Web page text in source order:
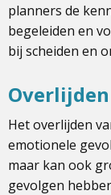
planners de
begeleiden en
bij scheiden en
Het overlijden
emotionele
maar kan ook
gevolgen